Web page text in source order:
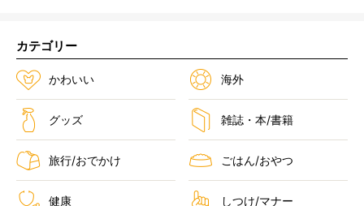
カテゴリー
かわいい 海外
グッズ 雑誌・本/書籍
旅行/おでかけ ごはん/おやつ
健康 しつけ/マナー